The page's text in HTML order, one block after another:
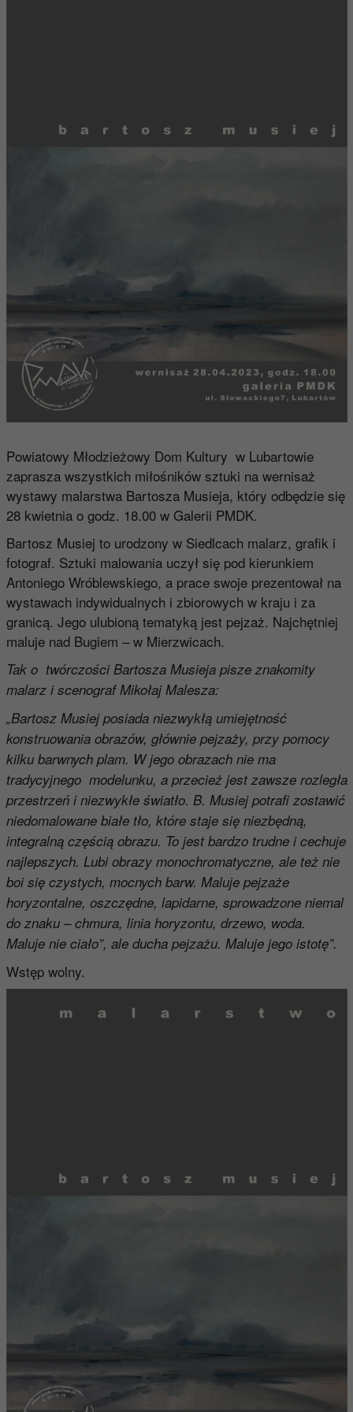
Powiatowy Młodzieżowy Dom Kultury w Lubartowie
zaprasza wszystkich miłośników sztuki na wernisaż
wystawy malarstwa Bartosza Musieja, który odbędzie się
28 kwietnia o godz. 18.00 w Galerii PMDK.
Bartosz Musiej to urodzony w Siedlcach malarz, grafik i
fotograf. Sztuki malowania uczył się pod kierunkiem
Antoniego Wróblewskiego, a prace swoje prezentował na
wystawach indywidualnych i zbiorowych w kraju i za
granicą. Jego ulubioną tematyką jest pejzaż. Najchętniej
maluje nad Bugiem – w Mierzwicach.
Tak o twórczości Bartosza Musieja pisze znakomity
malarz i scenograf Mikołaj Malesza:
„Bartosz Musiej posiada niezwykłą umiejętność
konstruowania obrazów, głównie pejzaży, przy pomocy
kilku barwnych plam. W jego obrazach nie ma
tradycyjnego modelunku, a przecież jest zawsze rozległa
przestrzeń i niezwykłe światło. B. Musiej potrafi zostawić
niedomalowane białe tło, które staje się niezbędną,
integralną częścią obrazu. To jest bardzo trudne i cechuje
najlepszych. Lubi obrazy monochromatyczne, ale też nie
boi się czystych, mocnych barw. Maluje pejzaże
horyzontalne, oszczędne, lapidarne, sprowadzone niemal
do znaku – chmura, linia horyzontu, drzewo, woda.
Maluje nie ciało”, ale ducha pejzażu. Maluje jego istotę”.
Wstęp wolny.